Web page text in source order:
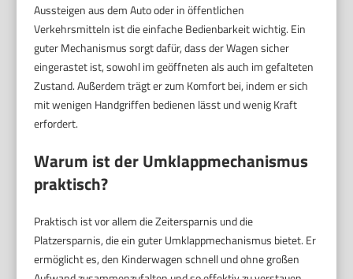
Aussteigen aus dem Auto oder in öffentlichen
Verkehrsmitteln ist die einfache Bedienbarkeit wichtig. Ein
guter Mechanismus sorgt dafür, dass der Wagen sicher
eingerastet ist, sowohl im geöffneten als auch im gefalteten
Zustand. Außerdem trägt er zum Komfort bei, indem er sich
mit wenigen Handgriffen bedienen lässt und wenig Kraft
erfordert.
Warum ist der Umklappmechanismus
praktisch?
Praktisch ist vor allem die Zeitersparnis und die
Platzersparnis, die ein guter Umklappmechanismus bietet. Er
ermöglicht es, den Kinderwagen schnell und ohne großen